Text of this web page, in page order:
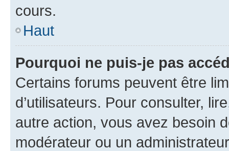
cours.
Haut
Pourquoi ne puis-je pas
Certains forums peuvent être
d’utilisateurs. Pour consulter,
autre action, vous avez besoin
modérateur ou un